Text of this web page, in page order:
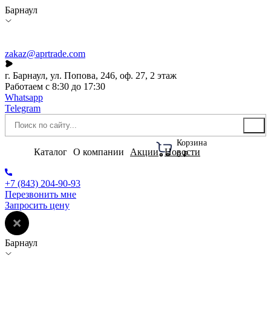
Барнаул
zakaz@aprtrade.com
г. Барнаул, ул. Попова, 246, оф. 27, 2 этаж
Работаем с 8:30 до 17:30
Whatsapp
Telegram
Корзина
0 ₽
Каталог О компании Акции Новости
+7 (843) 204-90-93
Перезвонить мне
Запросить цену
Барнаул